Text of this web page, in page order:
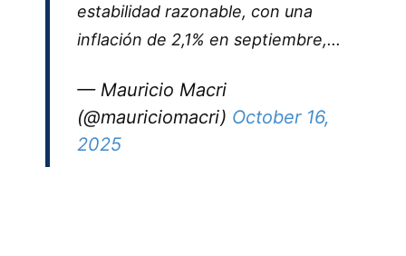
estabilidad razonable, con una
inflación de 2,1% en septiembre,...
— Mauricio Macri
(@mauriciomacri) October 16,
2025